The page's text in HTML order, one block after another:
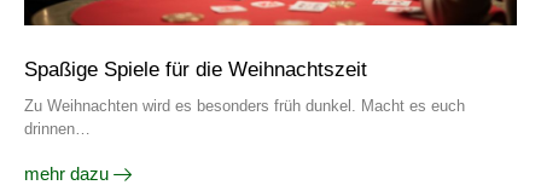
Spaßige Spiele für die Weihnachtszeit
Zu Weihnachten wird es besonders früh dunkel. Macht es euch
drinnen…
mehr dazu